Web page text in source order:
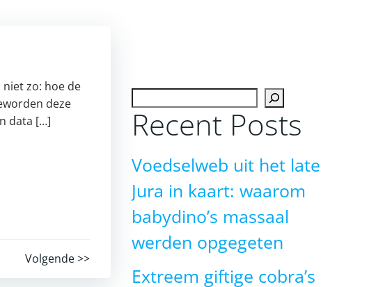
zo: hoe de
deze
data […]
Volgende >>
Recent Posts
Voedselweb uit het late
Jura in kaart: waarom
babydino’s massaal
werden opgegeten
Extreem giftige cobra’s